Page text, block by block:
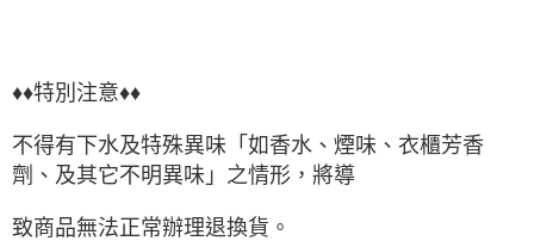
♦♦特別注意♦♦
不得有下水及特殊異味「如香水、煙味、衣櫃芳香
劑、及其它不明異味」之情形，將導
致商品無法正常辦理退換貨。